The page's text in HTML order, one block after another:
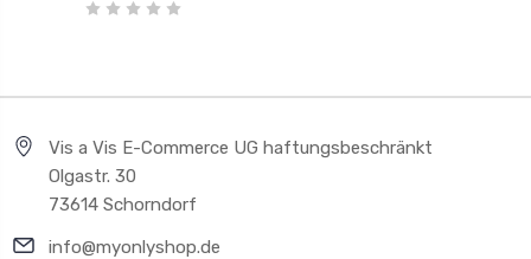
Vis a Vis E-Commerce UG haftungsbeschränkt
Olgastr. 30
73614 Schorndorf
info@myonlyshop.de